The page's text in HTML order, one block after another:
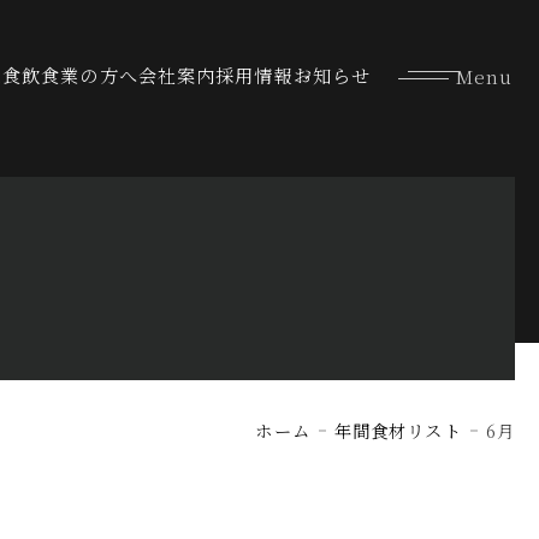
飲食業の方へ会社案内採用情報お知らせ
ホーム 年間食材リスト 6月